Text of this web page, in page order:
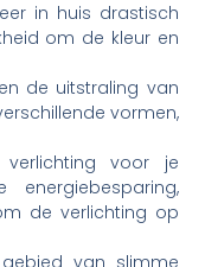
in huis drastisch
om de kleur en
de uitstraling van
vormen,
voor je
de verlichting op